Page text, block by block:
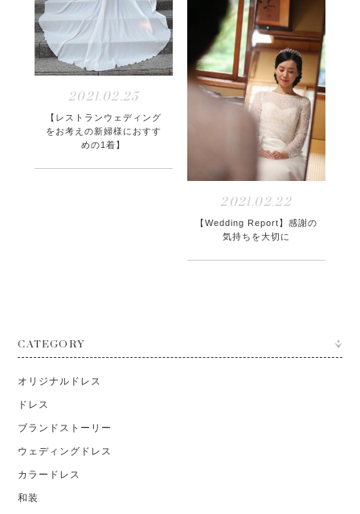
2021.02.25
【レストランウェディング
をお考えの新婦様におすす
めの1着】
2021.02.22
【Wedding Report】感謝の
気持ちを大切に
CATEGORY
オリジナルドレス
ドレス
ブランドストーリー
ウェディングドレス
カラードレス
和装